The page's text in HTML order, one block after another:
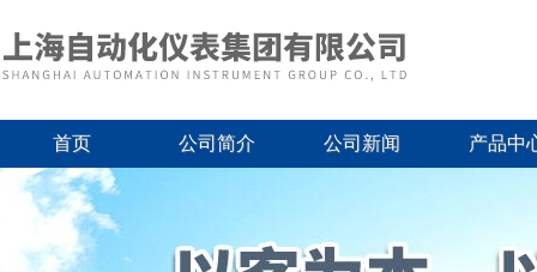
首页 公司简介 公司新闻 产品中